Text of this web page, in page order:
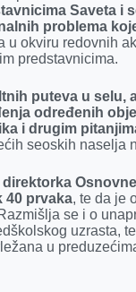
Saveta i
problema
u okviru redovnih
predstavnicima.
puteva u selu,
određenih
i drugim
seoskih naselja
40 prvaka, te da je
se i o
uzrasta,
u